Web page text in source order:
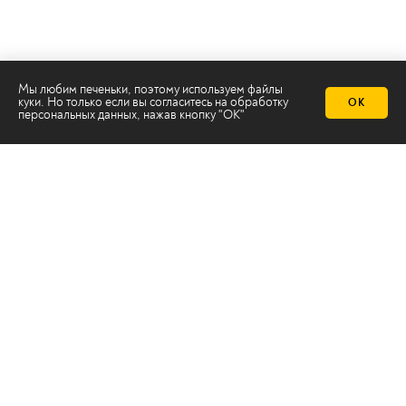
Мы любим печеньки, поэтому используем файлы
куки. Но только если вы согласитесь на обработку
персональных данных, нажав кнопку "ОК"
ОК